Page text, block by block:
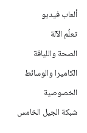
ألعاب فيديو
تعلُم الآلة
الصحة واللياقة
الكاميرا والوسائط
الخصوصية
شبكة الجيل الخامس